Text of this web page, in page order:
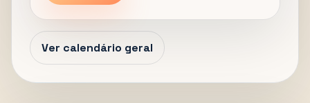
Ver calendário geral